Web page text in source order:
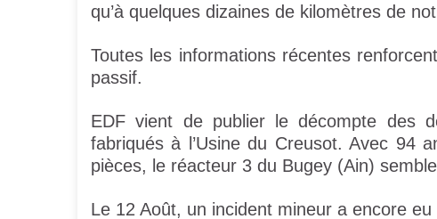
qu’à quelques dizaines de kilomètres de
Toutes les informations récentes
passif.
EDF vient de publier le décompte des
fabriqués à l’Usine du Creusot. Avec 94
pièces, le réacteur 3 du Bugey (Ain)
Le 12 Août, un incident mineur a encore